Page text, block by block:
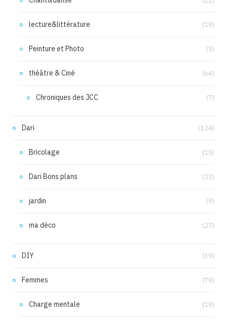
lecture&littérature (19)
Peinture et Photo (5)
théâtre & Ciné (64)
Chroniques des JCC (7)
Dari (124)
Bricolage (15)
Dari Bons plans (23)
jardin (9)
ma déco (27)
DIY (39)
Femmes (79)
Charge mentale (19)